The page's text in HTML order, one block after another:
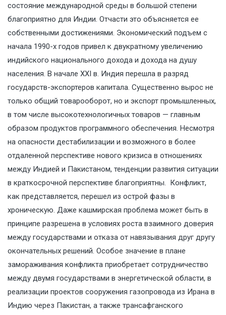
состояние международной среды в большой степени
благоприятно для Индии. Отчасти это объясняется ее
собственными достижениями. Экономический подъем с
начала 1990-х годов привел к двукратному увеличению
индийского национального дохода и дохода на душу
населения. В начале XXI в. Индия перешла в разряд
государств-экспортеров капитала. Существенно вырос не
только общий товарооборот, но и экспорт промышленных,
в том числе высокотехнологичных товаров — главным
образом продуктов программного обеспечения. Несмотря
на опасности дестабилизации и возможного в более
отдаленной перспективе нового кризиса в отношениях
между Индией и Пакистаном, тенденции развития ситуации
в краткосрочной перспективе благоприятны. Конфликт,
как представляется, перешел из острой фазы в
хроническую. Даже кашмирская проблема может быть в
принципе разрешена в условиях роста взаимного доверия
между государствами и отказа от навязывания друг другу
окончательных решений. Особое значение в плане
замораживания конфликта приобретает сотрудничество
между двумя государствами в энергетической области, в
реализации проектов сооружения газопровода из Ирана в
Индию через Пакистан, а также трансафганского